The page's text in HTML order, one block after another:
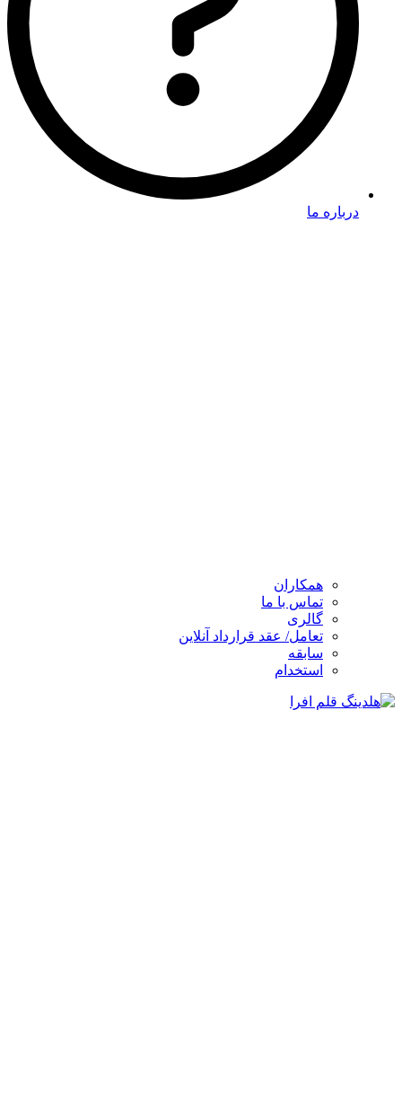
درباره ما
همکاران
تماس با ما
گالری
تعامل/ عقد قرارداد آنلاین
سابقه
استخدام